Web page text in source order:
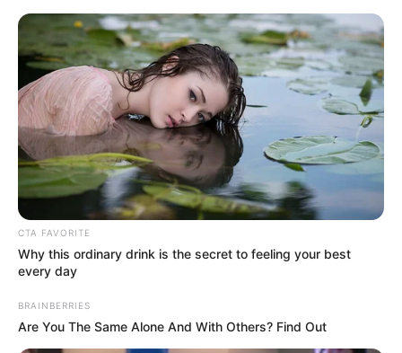
HOME
INSPIRASI
STYLE
FILM &
SERIES
NGAKAK
QUOTES
HYPE
MORE
CTA FAVORITE
Why this ordinary drink is the secret to feeling your best
every day
BRAINBERRIES
Are You The Same Alone And With Others? Find Out